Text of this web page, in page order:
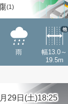
(1)
雨
幅13.0～
19.5m
他
29日(土)18:25